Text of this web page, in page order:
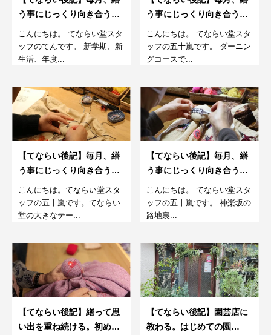
う事にじっくり向き合う。
さらに楽しむダーニング教
室4月 金曜コース
こんにちは。 てならい堂スタ
ッフのてんです。 新学期、新
生活、年度...
う事にじっくり向き合う。
さらに楽しむダーニング教
室 3月
こんにちは。 てならい堂スタ
ッフの五十嵐です。 ダーニン
グコースで...
【てならい後記】毎月、繕
う事にじっくり向き合う。
さらに楽しむダーニング教
室 2月
こんにちは。てならい堂スタ
ッフの五十嵐です。てならい
堂の大きなテー...
【てならい後記】毎月、繕
う事にじっくり向き合う。
さらに楽しむダーニング教
室 １月
こんにちは。 てならい堂スタ
ッフの五十嵐です。 神楽坂の
路地裏...
【てならい後記】繕って思
い出を重ね続ける。初めて
【てならい後記】園芸店に
教わる。はじめての園